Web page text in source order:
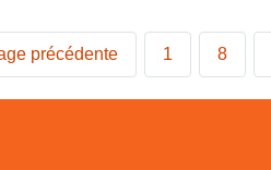
précédente 1 8